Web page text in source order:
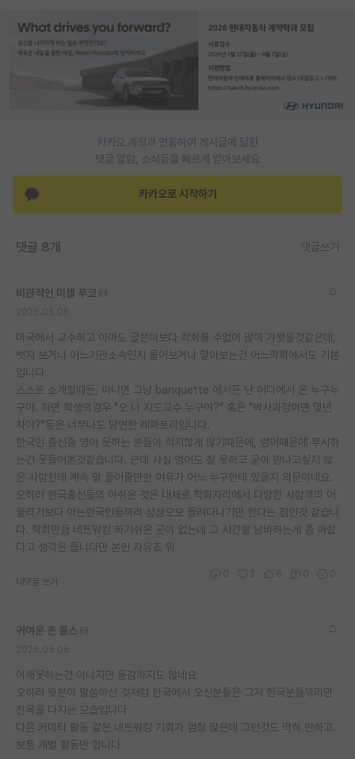
PI 전용 게시판
인문사회 계열 게시판
특수/전문대학원 게시판
반도체/AI 게시판
장학금/장학생 게시판
유학교육
이벤트
반도체 아카데미
재팬라운지 🌸
카카오 계정과 연동하여 게시글에 달린
댓글 알람, 소식등을 빠르게 받아보세요
카카오로 시작하기
댓글 8개 댓글쓰기
비관적인 미셸 푸코
미국에서 교수하고 아마도 글쓴이보다 학회를 수없이 많이 가봣을것같은데,
뱃지 보거나 어느기관소속인지 물어보거나 알아보는건 어느학회에서도 기본
입니다.
스스로 소개할때든, 아니면 그냥 banquette 에서든 난 어디에서 온 누구누
구야. 하면 학생의경우 "오 너 지도교수 누구야?" 혹은 "박사과정이면 몇년
차야?"등은 너무나도 당연한 레파토리입니다.
한국인 출신중 영어 못하는 분들이 적지않게 많기때문에, 영어때문에 무시하
는건 못들어본것같습니다. 근데 사실 영어도 잘 못하고 굳이 만나고싶지 않
은 사람한테 계속 말 들어줄만한 여유가 어느 누구한테 있을지 의문이네요.
오히려 한국출신들의 아쉬운 것은 대체로 학회자리에서 다양한 사람끼리 어
울리기보다 아는한국인들끼리 삼삼오오 몰려다니기만 한다는 점인것 같습니
다. 학회만큼 네트워킹 하기쉬운 곳이 없는데 그 시간을 낭비하는게 좀 아쉽
다고 생각은 듭니다만 본인 자유죠 뭐.
대댓글 쓰기
귀여운 존 롤스
이해못하는건 아니지만 동감하지도 않네요
오히려 윗분이 말씀하신 것처럼 한국에서 오신분들은 그저 한국분들끼리만
친목을 다지는 모습입니다
다른 커미티 활동 같은 네트워킹 기회가 엄청 많은데 그런것도 딱히 안하고
보통 개별 활동만 합니다